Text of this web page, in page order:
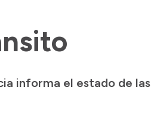
informa el estado de